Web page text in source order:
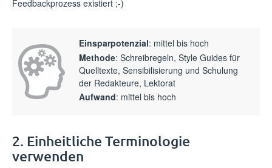
Feedbackprozess existiert ;-)
Einsparpotenzial: mittel bis hoch
Methode: Schreibregeln, Style Guides für
Quelltexte, Sensibilisierung und Schulung
der Redakteure, Lektorat
Aufwand: mittel bis hoch
2. Einheitliche Terminologie
verwenden